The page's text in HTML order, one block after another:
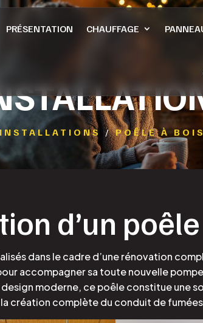
PRÉSENTATION CHAUFFAGE
/POÊLE À BOIS
d’un
dans le cadre d’une rénovation
accompagner sa toute nouvelle
moderne, ce poêle constitue une
création complète du conduit de